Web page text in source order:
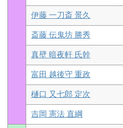
伊藤 一刀斎 景久
斎藤 伝鬼坊 勝秀
真壁 暗夜軒 氏幹
富田 越後守 重政
樋口 又七郎 定次
吉岡 憲法 直綱